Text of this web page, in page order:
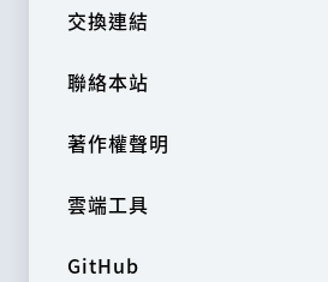
交換連結
聯絡本站
著作權聲明
雲端工具
GitHub